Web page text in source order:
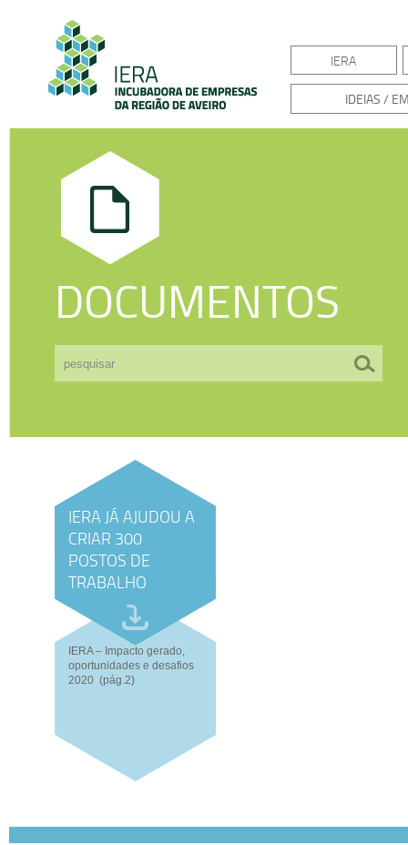
IERA
IDEIAS /
DOCUMENTOS
IERA JÁ AJUDOU A
CRIAR 300
POSTOS DE
TRABALHO
IERA – Impacto gerado,
oportunidades e desafios
2020 (pág.2)